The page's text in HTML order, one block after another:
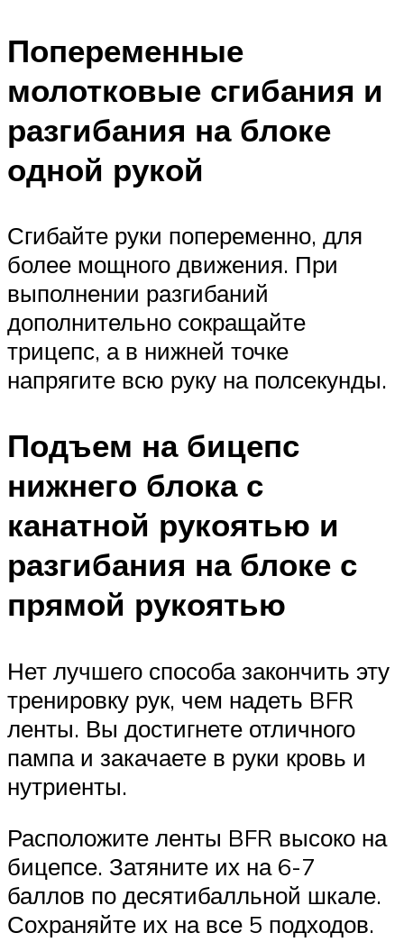
Попеременные
молотковые сгибания и
разгибания на блоке
одной рукой
Сгибайте руки попеременно, для
более мощного движения. При
выполнении разгибаний
дополнительно сокращайте
трицепс, а в нижней точке
напрягите всю руку на полсекунды.
Подъем на бицепс
нижнего блока с
канатной рукоятью и
разгибания на блоке с
прямой рукоятью
Нет лучшего способа закончить эту
тренировку рук, чем надеть BFR
ленты. Вы достигнете отличного
пампа и закачаете в руки кровь и
нутриенты.
Расположите ленты BFR высоко на
бицепсе. Затяните их на 6-7
баллов по десятибалльной шкале.
Сохраняйте их на все 5 подходов.